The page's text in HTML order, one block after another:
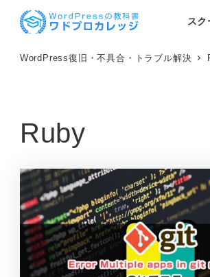
ス
WordPress復旧・不具合・トラブル解決
Ruby